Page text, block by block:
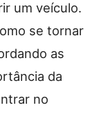
um veículo.
se tornar
as
da
no